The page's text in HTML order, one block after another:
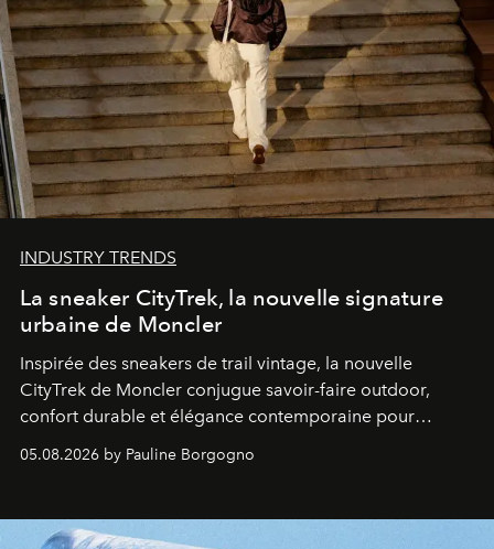
INDUSTRY TRENDS
La sneaker CityTrek, la nouvelle signature
urbaine de Moncler
Inspirée des sneakers de trail vintage, la nouvelle
CityTrek de Moncler conjugue savoir-faire outdoor,
confort durable et élégance contemporaine pour
accompagner les explorations du quotidien.
05.08.2026 by Pauline Borgogno